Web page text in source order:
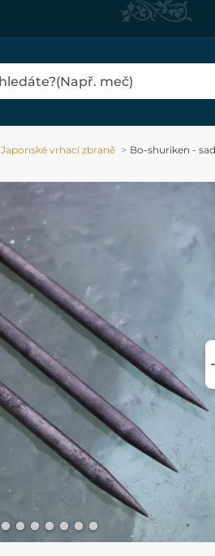
Japonské vrhací zbraně Bo-shuriken -